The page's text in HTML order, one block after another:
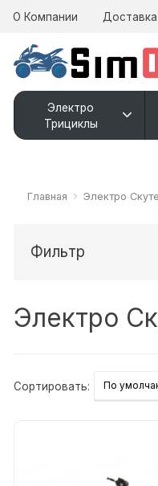
О Компании Доставка
Электро
Трициклы
Главная Электро
Фильтр
Электро
Сортировать: